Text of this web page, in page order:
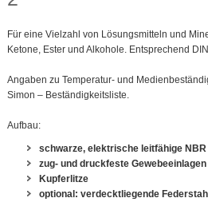
Für eine Vielzahl von Lösungsmitteln und
Ketone, Ester und Alkohole. Entsprechend
Angaben zu Temperatur- und
Simon – Beständigkeitsliste.
Aufbau:
schwarze, elektrische leitfähige NBR
zug- und druckfeste Gewebeeinlagen
Kupferlitze
optional: verdecktliegende